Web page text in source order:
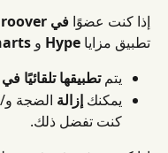
إذا كنت عضوًا في Groover+
تطبيق مزايا Hype و
يتم تطبيقها تلقائيًا
يمكنك إزالة الضجة و/
كنت تفضل ذلك.